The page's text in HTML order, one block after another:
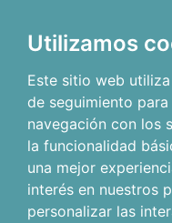
Utilizamos
Este sitio web
de seguimiento
navegación con los
la funcionalidad
una mejor
interés en nuestros
personalizar las